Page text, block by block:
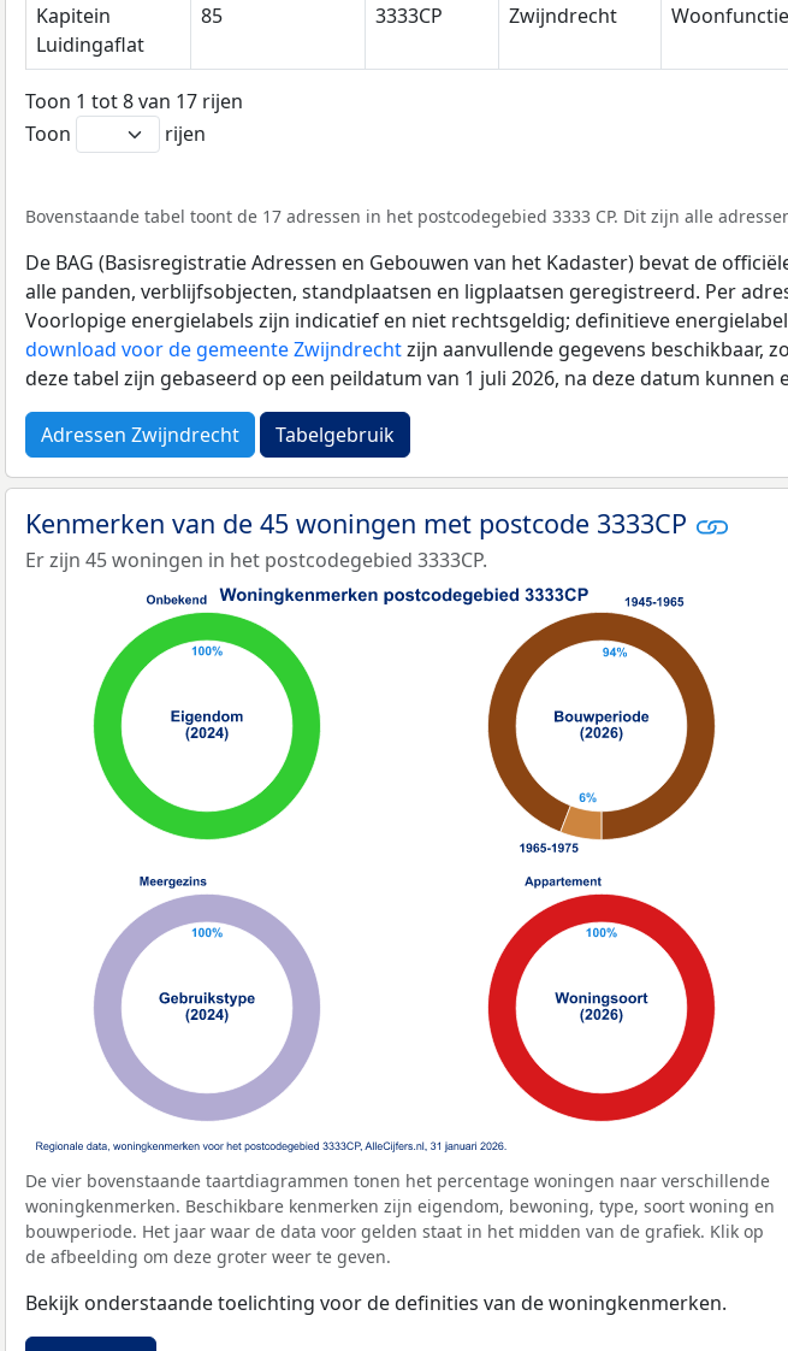
Kapitein
Luidingaflat
85 3333CP Zwijndrecht Woonfunctie
Toon 1 tot 8 van 17 rijen
Toon
rijen
Bovenstaande tabel toont de 17 adressen in het postcodegebied 3333 CP. Dit zijn alle
De BAG (Basisregistratie Adressen en Gebouwen van het Kadaster) bevat de
alle panden, verblijfsobjecten, standplaatsen en ligplaatsen geregistreerd. Per
Voorlopige energielabels zijn indicatief en niet rechtsgeldig; definitieve
download voor de gemeente Zwijndrechtzijn aanvullende gegevens beschikbaar,
deze tabel zijn gebaseerd op een peildatum van 1 juli 2026, na deze datum
Adressen Zwijndrecht Tabelgebruik
Kenmerken van de 45 woningen met postcode 3333CP
Er zijn 45 woningen in het postcodegebied 3333CP.
De vier bovenstaande taartdiagrammen tonen het percentage woningen naar verschillende
woningkenmerken. Beschikbare kenmerken zijn eigendom, bewoning, type, soort woning en
bouwperiode. Het jaar waar de data voor gelden staat in het midden van de grafiek. Klik op
de afbeelding om deze groter weer te geven.
Bekijk onderstaande toelichting voor de definities van de woningkenmerken.